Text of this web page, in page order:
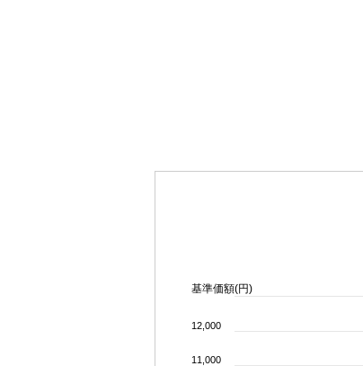
基準価額(円)
11,000
12,000